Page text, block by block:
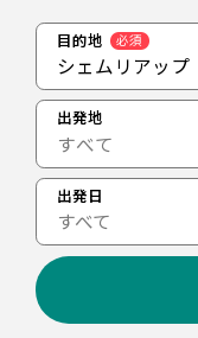
目的地 必須
シェムリアップ
出発地
出発日
すべて